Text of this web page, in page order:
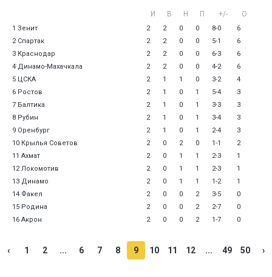
И В Н П +/- О
1 Зенит 2 2 0 0 8-0
6
2 Спартак
2 2 0 0 5-1
6
3 Краснодар
2 2 0 0 6-3
6
4 Динамо-Махачкала
2 2 0 0 4-2
6
5 ЦСКА
2 1 1 0 3-2
4
6 Ростов
2 1 0 1 5-4
3
7 Балтика
2 1 0 1 3-3
3
8 Рубин
2 1 0 1 3-4
3
9 Оренбург
2 1 0 1 2-4
3
10 Крылья Советов
2 0 2 0 1-1
2
11 Ахмат
2 0 1 1 2-3
1
12 Локомотив
2 0 1 1 2-3
1
13 Динамо
2 0 1 1 1-2
1
14 Факел
2 0 0 2 3-5
0
15 Родина
2 0 0 2 2-7
0
16 Акрон
2 0 0 2 1-7 0
‹ 1 2 ... 6 7 8 9 10 11 12 ... 49 50 ›